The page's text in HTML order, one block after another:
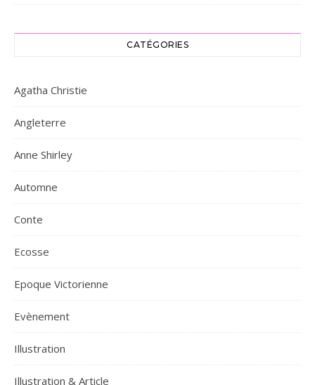
CATÉGORIES
Agatha Christie
Angleterre
Anne Shirley
Automne
Conte
Ecosse
Epoque Victorienne
Evènement
Illustration
Illustration & Article